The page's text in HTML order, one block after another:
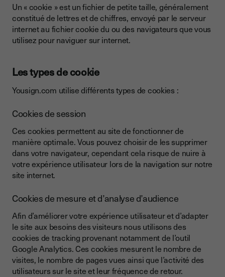
Un « cookie » est un fichier de petite taille, généralement
constitué de lettres et de chiffres, envoyé par le serveur
internet au fichier cookie du ou des navigateurs que vous
utilisez pour naviguer sur internet.
Les types de cookie
Yousign.com utilise différents types de cookies :
Cookies de session
Ces cookies permettent au site de fonctionner de
manière optimale. Vous pouvez choisir de les supprimer
dans votre navigateur, cependant cela risque de nuire à
votre expérience utilisateur lors de la navigation sur notre
site internet.
Cookies de mesure et d’analyse d’audience
Afin d’améliorer votre expérience utilisateur et d’adapter
le site aux besoins des visiteurs nous utilisons des
cookies de tracking provenant notamment de l’outil
Google Analytics. Ces cookies mesurent le nombre de
visites, le nombre de pages vues ainsi que l’activité des
utilisateurs sur le site et leur fréquence de retour.